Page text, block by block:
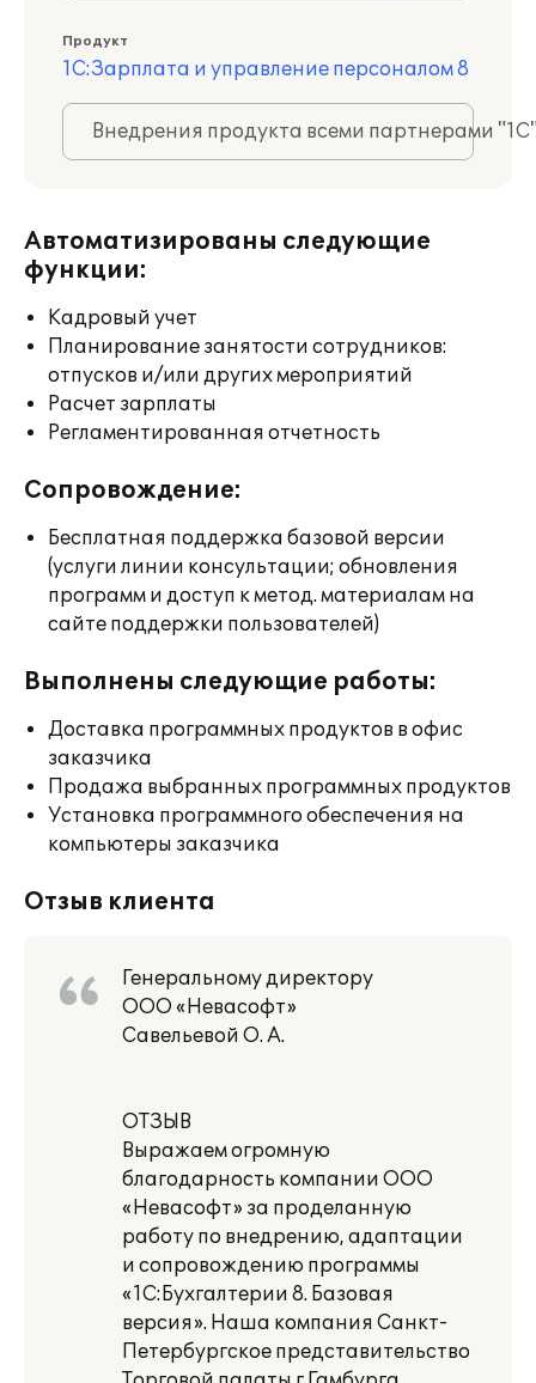
Продукт
1С:Зарплата и управление персоналом 8
Внедрения продукта всеми партнерами
Автоматизированы следующие
функции:
Кадровый учет
Планирование занятости сотрудников:
отпусков и/или других мероприятий
Расчет зарплаты
Регламентированная отчетность
Сопровождение:
Бесплатная поддержка базовой версии
(услуги линии консультации; обновления
программ и доступ к метод. материалам на
сайте поддержки пользователей)
Выполнены следующие работы:
Доставка программных продуктов в офис
заказчика
Продажа выбранных программных продуктов
Установка программного обеспечения на
компьютеры заказчика
Отзыв клиента
Генеральному директору
ООО «Невасофт»
Савельевой О. А.
ОТЗЫВ
Выражаем огромную
благодарность компании ООО
«Невасофт» за проделанную
работу по внедрению, адаптации
и сопровождению программы
«1С:Бухгалтерии 8. Базовая
версия». Наша компания Санкт-
Петербургское представительство